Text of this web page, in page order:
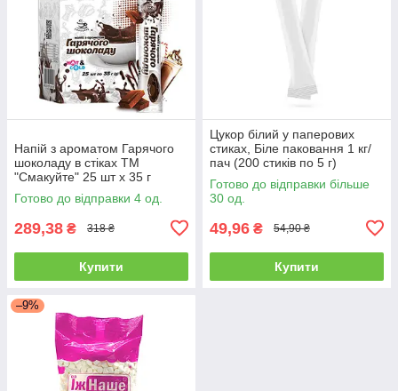
Напій з ароматом Гарячого
шоколаду в стіках ТМ
"Смакуйте" 25 шт х 35 г
Готово до відправки 4 од.
289,38 ₴ 318 ₴
Купити
Цукор білий у паперових
стиках, Біле паковання 1 кг/
пач (200 стиків по 5 г)
Готово до відправки більше
30 од.
49,96 ₴ 54,90 ₴
Купити
–9%